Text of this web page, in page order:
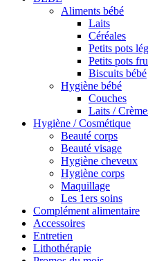
Aliments bébé
Laits
Céréales
Petits pots
Petits pots
Biscuits bébé
Hygiène bébé
Couches
Laits /
Hygiène / Cosmétique
Beauté corps
Beauté visage
Hygiène cheveux
Hygiène corps
Maquillage
Les 1ers soins
Complément alimentaire
Accessoires
Entretien
Lithothérapie